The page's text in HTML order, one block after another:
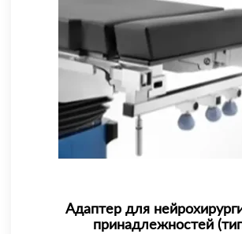
Адаптер для
принадлежностей